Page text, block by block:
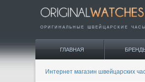
ОРИГИНАЛЬНЫЕ ШВЕЙЦАРСКИЕ ЧАСЫ
ГЛАВНАЯ
Интернет магазин швейцарских